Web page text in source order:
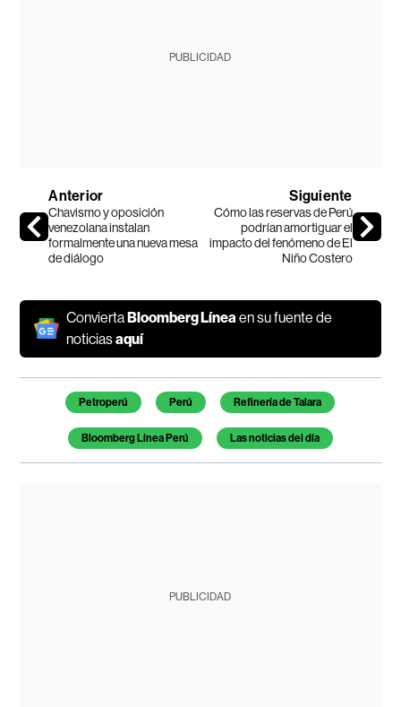
PUBLICIDAD
Anterior
Chavismo y oposición
venezolana instalan
formalmente una nueva mesa
de diálogo
Siguiente
Cómo las reservas de Perú
podrían amortiguar el
impacto del fenómeno de El
Niño Costero
ConviertaBloomberg Línea en su fuente de
noticiasaquí
Temas de este artículo
Petroperú Perú Refinería de Talara
Bloomberg Línea Perú Las noticias del día
PUBLICIDAD